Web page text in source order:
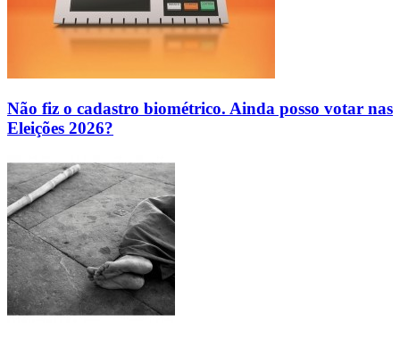
Não fiz o cadastro biométrico. Ainda posso votar nas
Eleições 2026?